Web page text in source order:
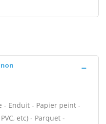
- Enduit - Papier peint -
etc) - Parquet -